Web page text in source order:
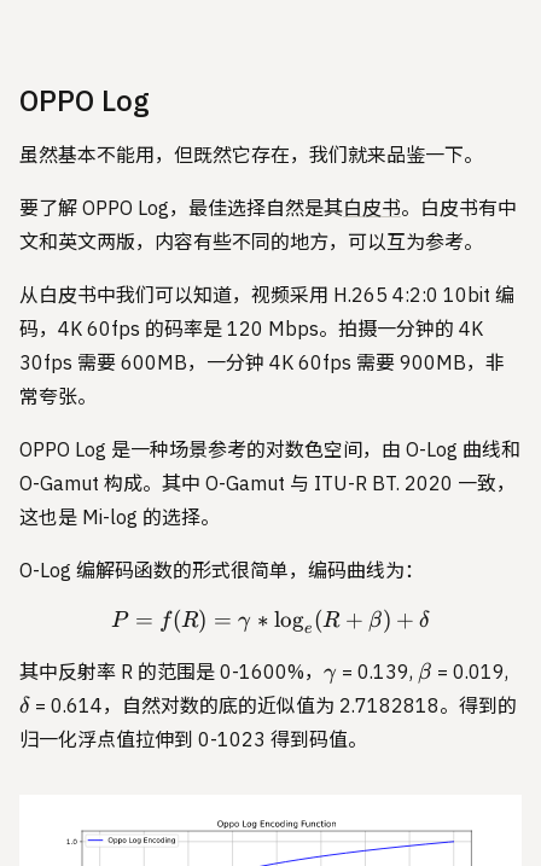
OPPO Log
虽然基本不能用，但既然它存在，我们就来品鉴一下。
要了解 OPPO Log，最佳选择自然是其白皮书。白皮书有中
文和英文两版，内容有些不同的地方，可以互为参考。
从白皮书中我们可以知道，视频采用 H.265 4:2:0 10bit 编
码，4K 60fps 的码率是 120 Mbps。拍摄一分钟的 4K
30fps 需要 600MB，一分钟 4K 60fps 需要 900MB，非
常夸张。
OPPO Log 是一种场景参考的对数色空间，由 O-Log 曲线和
O-Gamut 构成。其中 O-Gamut 与 ITU-R BT. 2020 一致，
这也是 Mi-log 的选择。
O-Log 编解码函数的形式很简单，编码曲线为：
P = f(R) = γ ∗ loge (R + β) + δ
其中反射率 R 的范围是 0-1600%， \gamma
γ = 0.139, \beta
β = 0.019,
δ= 0.614，自然对数的底的近似值为 2.7182818。得到的
归一化浮点值拉伸到 0-1023 得到码值。